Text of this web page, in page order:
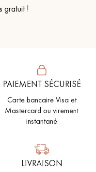
gratuit !
PAIEMENT SÉCURISÉ
Carte bancaire Visa et
Mastercard ou virement
instantané
LIVRAISON